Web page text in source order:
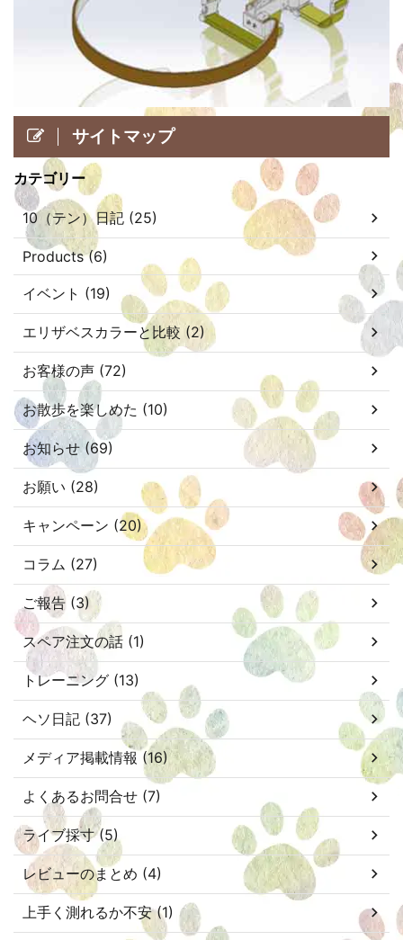
サイトマップ
カテゴリー
10（テン）日記 (25)
Products (6)
イベント (19)
エリザベスカラーと比較 (2)
お客様の声 (72)
お散歩を楽しめた (10)
お知らせ (69)
お願い (28)
キャンペーン (20)
コラム (27)
ご報告 (3)
スペア注文の話 (1)
トレーニング (13)
ヘソ日記 (37)
メディア掲載情報 (16)
よくあるお問合せ (7)
ライブ採寸 (5)
レビューのまとめ (4)
上手く測れるか不安 (1)